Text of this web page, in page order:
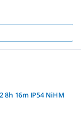
8h 16m IP54 NiHM